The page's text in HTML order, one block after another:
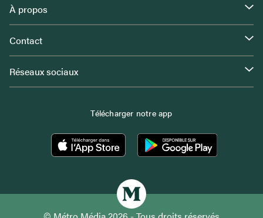
À propos
Contact
Réseaux sociaux
Télécharger notre app